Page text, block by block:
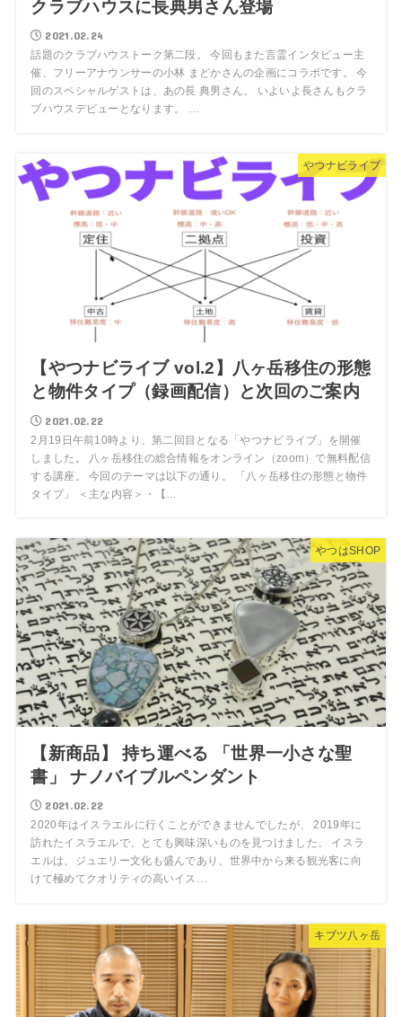
クラブハウスに長典男さん登場
2021.02.24
話題のクラブハウストーク第二段。 今回もまた言霊インタビュー主
催、フリーアナウンサーの小林 まどかさんの企画にコラボです。 今
回のスペシャルゲストは、あの長 典男さん。 いよいよ長さんもクラ
ブハウスデビューとなります。 …
やつナビライブ
【やつナビライブ vol.2】八ヶ岳移住の形態
と物件タイプ（録画配信）と次回のご案内
2021.02.22
2月19日午前10時より、第二回目となる「やつナビライブ」を開催
しました。 八ヶ岳移住の総合情報をオンライン（zoom）で無料配信
する講座。 今回のテーマは以下の通り。 「八ヶ岳移住の形態と物件
タイプ」 ＜主な内容＞・【…
やつはSHOP
【新商品】 持ち運べる 「世界一小さな聖
書」 ナノバイブルペンダント
2021.02.22
2020年はイスラエルに行くことができませんでしたが、 2019年に
訪れたイスラエルで、とても興味深いものを見つけました。 イスラ
エルは、ジュエリー文化も盛んであり、世界中から来る観光客に向
けて極めてクオリティの高いイス…
キブツ八ヶ岳